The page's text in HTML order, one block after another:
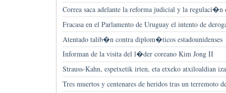
Correa saca adelante la reforma judicial y la regulaci�n
Fracasa en el Parlamento de Uruguay el intento de
Atentado talib�n contra diplom�ticos estadounidenses
Informan de la visita del l�der coreano Kim Jong II
Strauss-Kahn, espetxetik irten, eta etxeko atxiloaldian
Tres muertos y centenares de heridos tras un terremoto